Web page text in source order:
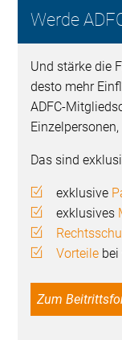
Werde
Und stärke die
desto mehr
ADFC-
Das sind
exklusive
exklusives
Vorteile
Zum